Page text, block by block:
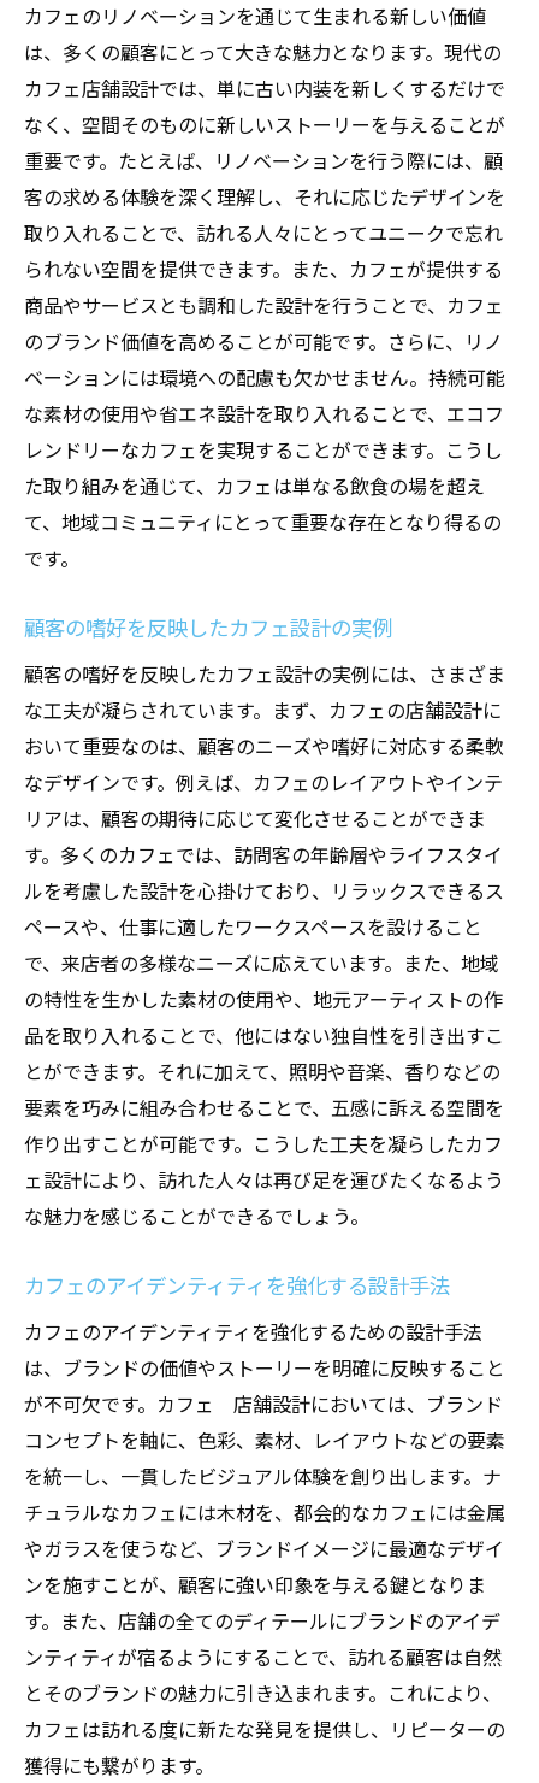
ランス
顧客の動線を考慮したカフェ設計の実践例
カフェの個性を際立たせる素材選び
多様な座席配置で快適さを追求する方法
居心地の良いカフェを作る店舗設計リノベーシ
ョンのアイデア
温かみのあるインテリアで居心地を演出
自然素材を使ったカフェの癒し空間作り
音楽と香りでカフェの雰囲気を高める方法
顧客を迎えるエントランスデザインの工夫
円滑なサービス提供を可能にする動線設計
リラックスできるカフェ空間の作り方
カフェの雰囲気を一新する店舗設計とリノベー
ア
古い建物の魅力を活かした現代的リノベー
ション
カフェの新しいライフスタイルを提案する
空間設計
小規模カフェの魅力を引き出すリノベーシ
ョン
未来志向のカフェ設計で競争力をアップ
クラシックとモダンを融合させたデザイン
現代カフェ文化にマッチする店舗設計リノベー
ションの重要性
現代のカフェ文化を反映したデザイン戦略
おしゃれで機能的なカフェ作りの秘訣
カフェ文化の進化に対応する設計のポイン
ト
地域コミュニティに根差したカフェの役割
現代人のニーズを満たすカフェ設計の実例
心に残るカフェ体験を提供する店舗設計リノベ
ーション
五感を刺激するカフェ空間の演出方法
訪れる人々の記憶に残るデザイン要素
カフェのストーリーを伝える空間作り
訪問者の期待を超えるサービスとデザイン
イベントや展示でカフェに特別感を演出
顧客の声を活かしたカフェ体験の向上策
カフェのリノベーションを通じて生まれる新しい価値
は、多くの顧客にとって大きな魅力となります。現代の
カフェ店舗設計では、単に古い内装を新しくするだけで
なく、空間そのものに新しいストーリーを与えることが
重要です。たとえば、リノベーションを行う際には、顧
客の求める体験を深く理解し、それに応じたデザインを
取り入れることで、訪れる人々にとってユニークで忘れ
られない空間を提供できます。また、カフェが提供する
商品やサービスとも調和した設計を行うことで、カフェ
のブランド価値を高めることが可能です。さらに、リノ
ベーションには環境への配慮も欠かせません。持続可能
な素材の使用や省エネ設計を取り入れることで、エコフ
レンドリーなカフェを実現することができます。こうし
た取り組みを通じて、カフェは単なる飲食の場を超え
て、地域コミュニティにとって重要な存在となり得るの
です。
顧客の嗜好を反映したカフェ設計の実例
顧客の嗜好を反映したカフェ設計の実例には、さまざま
な工夫が凝らされています。まず、カフェの店舗設計に
おいて重要なのは、顧客のニーズや嗜好に対応する柔軟
なデザインです。例えば、カフェのレイアウトやインテ
リアは、顧客の期待に応じて変化させることができま
す。多くのカフェでは、訪問客の年齢層やライフスタイ
ルを考慮した設計を心掛けており、リラックスできるス
ペースや、仕事に適したワークスペースを設けること
で、来店者の多様なニーズに応えています。また、地域
の特性を生かした素材の使用や、地元アーティストの作
品を取り入れることで、他にはない独自性を引き出すこ
とができます。それに加えて、照明や音楽、香りなどの
要素を巧みに組み合わせることで、五感に訴える空間を
作り出すことが可能です。こうした工夫を凝らしたカフ
ェ設計により、訪れた人々は再び足を運びたくなるよう
な魅力を感じることができるでしょう。
カフェのアイデンティティを強化する設計手法
カフェのアイデンティティを強化するための設計手法
は、ブランドの価値やストーリーを明確に反映すること
が不可欠です。カフェ 店舗設計においては、ブランド
コンセプトを軸に、色彩、素材、レイアウトなどの要素
を統一し、一貫したビジュアル体験を創り出します。ナ
チュラルなカフェには木材を、都会的なカフェには金属
やガラスを使うなど、ブランドイメージに最適なデザイ
ンを施すことが、顧客に強い印象を与える鍵となりま
す。また、店舗の全てのディテールにブランドのアイデ
ンティティが宿るようにすることで、訪れる顧客は自然
とそのブランドの魅力に引き込まれます。これにより、
カフェは訪れる度に新たな発見を提供し、リピーターの
獲得にも繋がります。